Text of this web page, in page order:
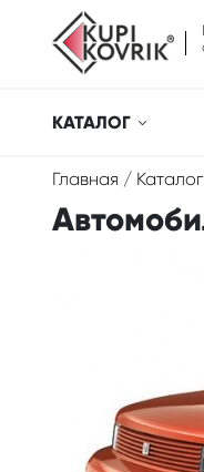
КАТАЛОГ
Главная /